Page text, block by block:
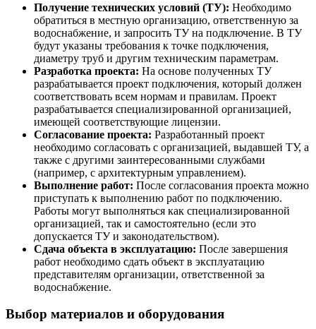
Получение технических условий (ТУ): Необходимо
обратиться в местную организацию, ответственную за
водоснабжение, и запросить ТУ на подключение. В ТУ
будут указаны требования к точке подключения,
диаметру труб и другим техническим параметрам.
Разработка проекта: На основе полученных ТУ
разрабатывается проект подключения, который должен
соответствовать всем нормам и правилам. Проект
разрабатывается специализированной организацией,
имеющей соответствующие лицензии.
Согласование проекта: Разработанный проект
необходимо согласовать с организацией, выдавшей ТУ, а
также с другими заинтересованными службами
(например, с архитектурным управлением).
Выполнение работ: После согласования проекта можно
приступать к выполнению работ по подключению.
Работы могут выполняться как специализированной
организацией, так и самостоятельно (если это
допускается ТУ и законодательством).
Сдача объекта в эксплуатацию: После завершения
работ необходимо сдать объект в эксплуатацию
представителям организации, ответственной за
водоснабжение.
Выбор материалов и оборудования